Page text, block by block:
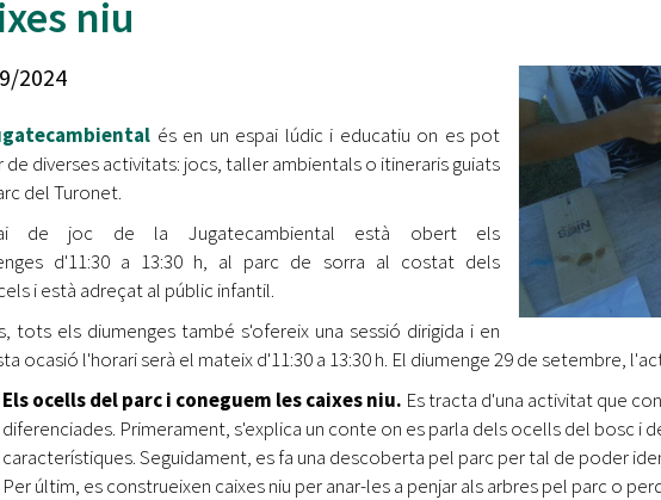
Oberta la convocatòria d'Ajuts per a l'autoocupació
jove 2026
Cerdanyola opta a més de 5 milions d'euros del Pla de
l'entorn de l'avinguda Catalunya
El FIT presenta el cartell de la seva 16a edició i dona el
L’Ajuntament reparteix ulleres gratuïtes per veure
l'eclipsi solar
Entitats
Mercats
Webs
niu
2024
és en un espai lúdic i educatiu on es pot
de diverses activitats: jocs, taller ambientals o itineraris guiats
del Turonet.
de joc de la Jugatecambiental està obert els
d'11:30 a 13:30 h, al parc de sorra al costat dels
i està adreçat al públic infantil.
tots els diumenges també s'ofereix una sessió dirigida i en
ocasió l'horari serà el mateix d'11:30 a 13:30 h. El diumenge 29 de setembre,
Els ocells del parc i coneguem les caixes niu. Es tracta d'una activitat que
diferenciades. Primerament, s'explica un conte on es parla dels ocells del bosc i
característiques. Seguidament, es fa una descoberta pel parc per tal de poder
Per últim, es construeixen caixes niu per anar-les a penjar als arbres pel parc o